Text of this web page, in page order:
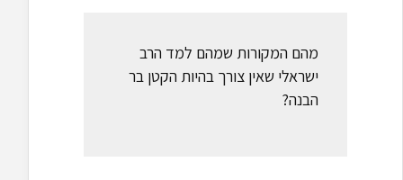
מהם המקורות שמהם למד הרב
ישראלי שאין צורך בהיות הקטן בר
הבנה?